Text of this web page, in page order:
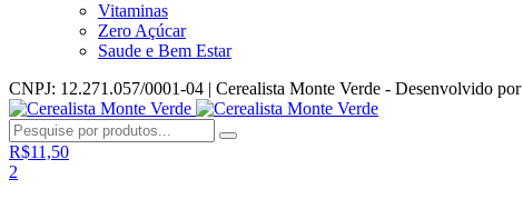
Vitaminas
Zero Açúcar
Saude e Bem Estar
CNPJ: 12.271.057/0001-04 | Cerealista Monte Verde - Desenvolvido por
R$11,50
2